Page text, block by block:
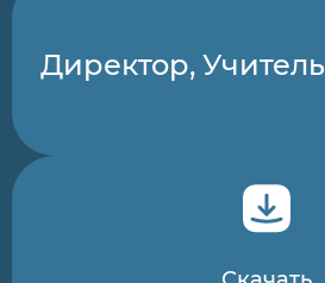
Директор, Учитель